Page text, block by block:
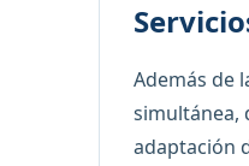
Además de
simultánea,
adaptación